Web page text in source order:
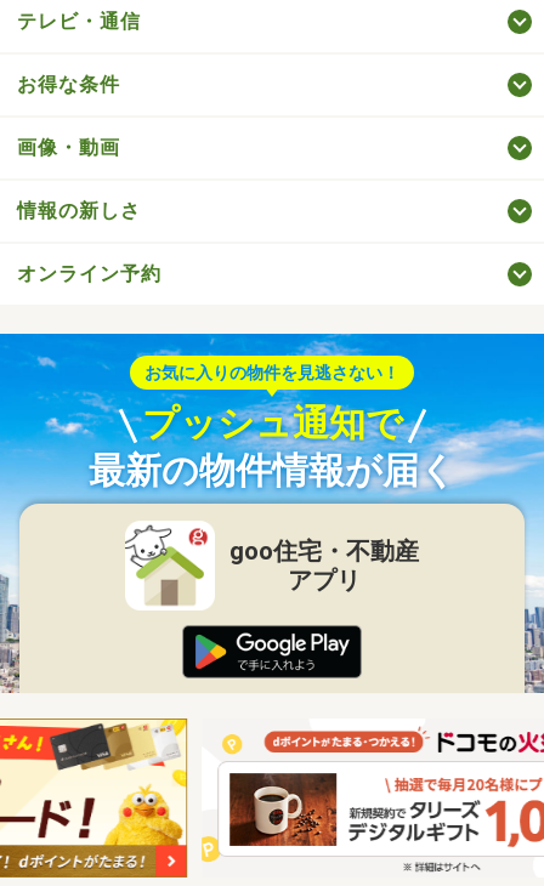
テレビ・通信
お得な条件
画像・動画
情報の新しさ
オンライン予約
お気に入りの物件を見逃さない！
プッシュ通知で
最新の物件情報が届く
goo住宅・不動産
アプリ